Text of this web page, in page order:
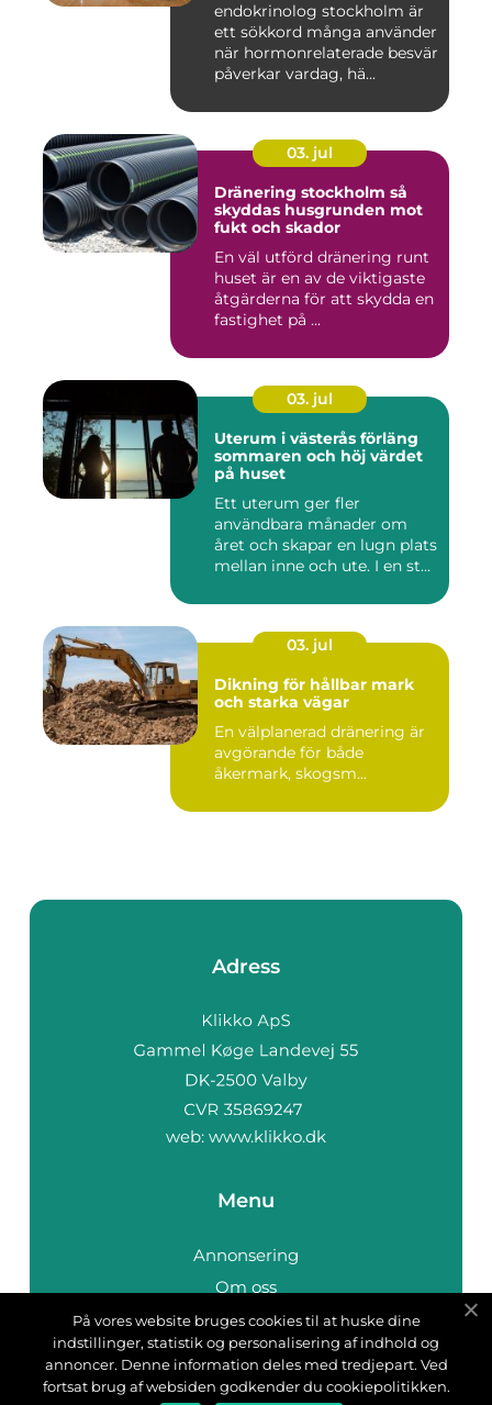
endokrinolog stockholm är
ett sökkord många använder
när hormonrelaterade besvär
påverkar vardag, hä...
03. jul
Dränering stockholm så
skyddas husgrunden mot
fukt och skador
En väl utförd dränering runt
huset är en av de viktigaste
åtgärderna för att skydda en
fastighet på ...
03. jul
Uterum i västerås förläng
sommaren och höj värdet
på huset
Ett uterum ger fler
användbara månader om
året och skapar en lugn plats
mellan inne och ute. I en st...
03. jul
Dikning för hållbar mark
och starka vägar
En välplanerad dränering är
avgörande för både
åkermark, skogsm...
Adress
web: www.klikko.dk
Menu
Annonsering
Om oss
Cookies
Kontakta oss
Sitemap
På vores website bruges cookies til at huske dine
indstillinger, statistik og personalisering af indhold og
annoncer. Denne information deles med tredjepart. Ved
fortsat brug af websiden godkender du cookiepolitikken.